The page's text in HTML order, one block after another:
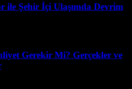
Şehir İçi Ulaşımda Devrim
Gerekir Mi? Gerçekler ve